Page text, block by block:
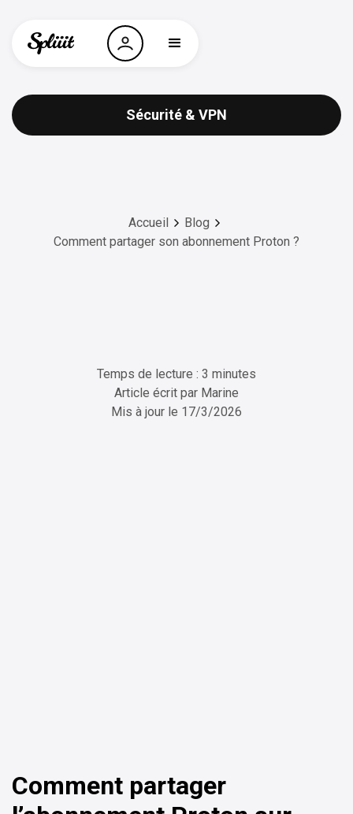
Sécurité & VPN
Accueil
Blog
Comment partager son abonnement Proton ?
Temps de lecture : 3 minutes
Article écrit par Marine
Mis à jour le 17/3/2026
Comment partager